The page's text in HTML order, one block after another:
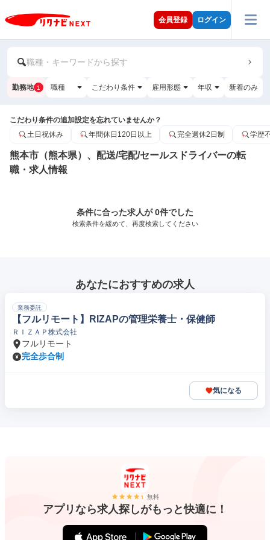
会員登録 ログイン
職種・キーワードから探す
勤務地 1 職種 こだわり条件 雇用形態 年収 新着のみ
こだわり条件の追加設定を忘れていませんか？
土日祝休み
年間休日120日以上 完全週休2日制 学歴
熊本市（熊本県）、配送/宅配/セールスドライバーの転
職・求人情報
条件に合った求人が 0件でした
検索条件を緩めて、再度検索してください
あなたにおすすめの求人
業務委託
【フルリモート】RIZAPの管理栄養士・保健師
ＲＩＺＡＰ株式会社
フルリモート
完全歩合制
気になる
無料
アプリなら求人探しがもっと快適に！